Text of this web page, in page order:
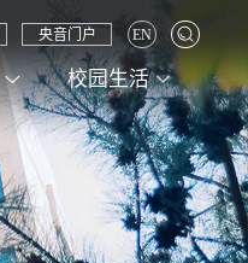
校园生活
央音门户 EN